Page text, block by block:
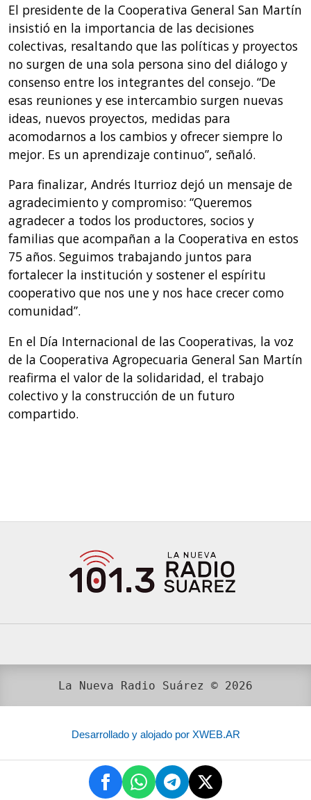
El presidente de la Cooperativa General San Martín
insistió en la importancia de las decisiones
colectivas, resaltando que las políticas y proyectos
no surgen de una sola persona sino del diálogo y
consenso entre los integrantes del consejo. “De
esas reuniones y ese intercambio surgen nuevas
ideas, nuevos proyectos, medidas para
acomodarnos a los cambios y ofrecer siempre lo
mejor. Es un aprendizaje continuo”, señaló.
Para finalizar, Andrés Iturrioz dejó un mensaje de
agradecimiento y compromiso: “Queremos
agradecer a todos los productores, socios y
familias que acompañan a la Cooperativa en estos
75 años. Seguimos trabajando juntos para
fortalecer la institución y sostener el espíritu
cooperativo que nos une y nos hace crecer como
comunidad”.
En el Día Internacional de las Cooperativas, la voz
de la Cooperativa Agropecuaria General San Martín
reafirma el valor de la solidaridad, el trabajo
colectivo y la construcción de un futuro
compartido.
La Nueva Radio Suárez © 2026
Desarrollado y alojado por XWEB.AR